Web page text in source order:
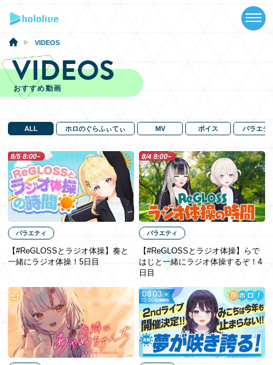
ABOUT
TALENT
SCHEDULE
EVENTS
VIDEOS
MUSIC
GOODS
SPECIAL
EN
VIDEOS
VIDEOS
おすすめ動画
ALL ホロのぐらふぃてぃ MV ボイス バラエテ
バラエティ
【#ReGLOSSとラジオ体操】奏と
一緒にラジオ体操！5日目
バラエティ
【#ReGLOSSとラジオ体操】らで
はじと一緒にラジオ体操するぞ！4
日目